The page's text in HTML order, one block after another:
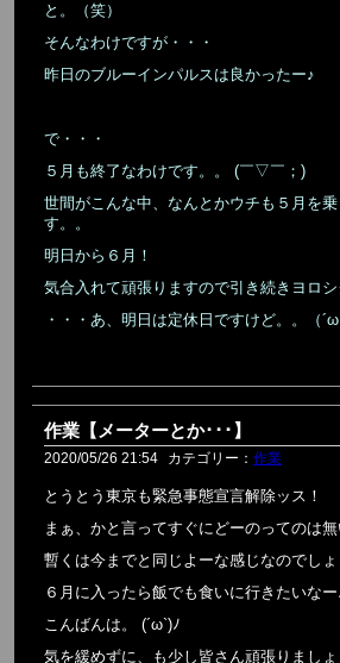
と。（笑）
そんなわけですが・・・
昨日のブルーインパルスは良かったー♪
で・・・
５月も終了なわけです。。 (￣▽￣；)
世間がこんな中、なんとかウチも５月を
す。。
明日から６月！
気合入れて頑張りますので引き続きヨロシ
・・・あ、明日は定休日ですけど。。（´ω
作業【メーターとか･･･】
2020/05/26 21:54 カテゴリー： 作業
とうとう東京も緊急事態宣言解除ッス！
まぁ、かと言ってすぐにどーのってのは無
暫くは今までと同じよーな感じなのでしょ
６月に入ったら飯でも食いに行きたいなー
こんばんは。 (´ω`)ﾉ
気を緩めずに、も少し皆さん頑張りましょ